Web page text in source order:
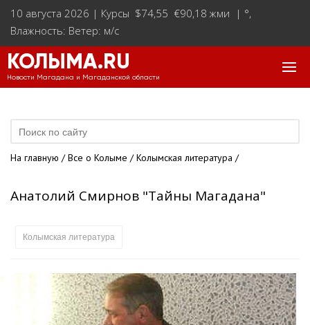
10 августа 2026 | Курсы $74,55 €90,18 жми | °,
Влажность: Ветер: м/с
КОЛЫМА.RU
Новости Магадана и Магаданской области
На главную /Все о Колыме /Колымская литература /
Анатолий Смирнов "Тайны Магадана"
Колымская литература